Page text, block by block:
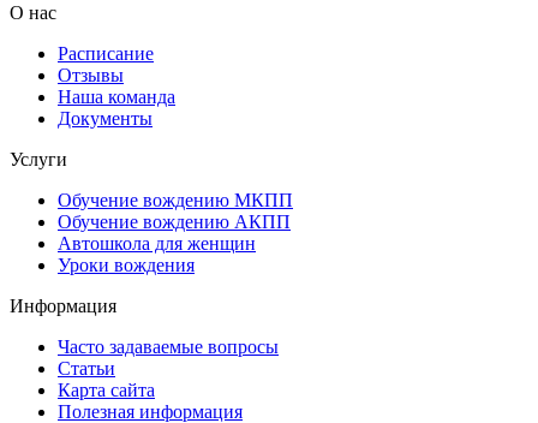
О нас
Расписание
Отзывы
Наша команда
Документы
Услуги
Обучение вождению МКПП
Обучение вождению АКПП
Автошкола для женщин
Уроки вождения
Информация
Часто задаваемые вопросы
Статьи
Карта сайта
Полезная информация